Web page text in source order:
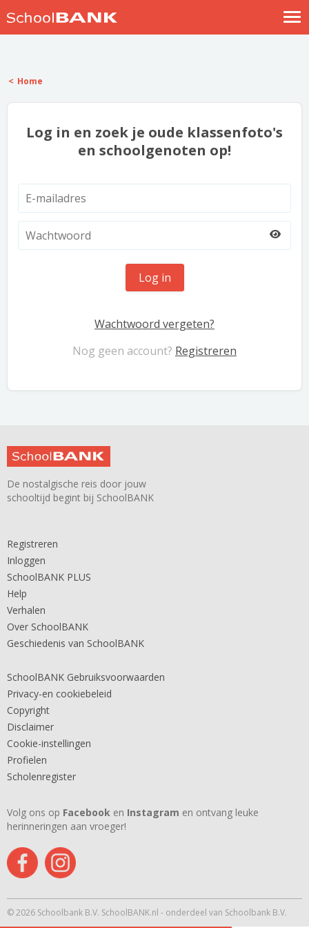
Help
Home
Log in en zoek je oude klassenfoto's
en schoolgenoten op!
Log in
Wachtwoord vergeten?
Nog geen account? Registreren
De nostalgische reis door jouw
schooltijd begint bij SchoolBANK
Registreren
Inloggen
SchoolBANK PLUS
Help
Verhalen
Over SchoolBANK
Geschiedenis van SchoolBANK
SchoolBANK Gebruiksvoorwaarden
Privacy-en cookiebeleid
Copyright
Disclaimer
Cookie-instellingen
Profielen
Scholenregister
Volg ons op Facebook en Instagram en ontvang leuke
herinneringen aan vroeger!
© 2026 Schoolbank B.V. SchoolBANK.nl - onderdeel van Schoolbank B.V.